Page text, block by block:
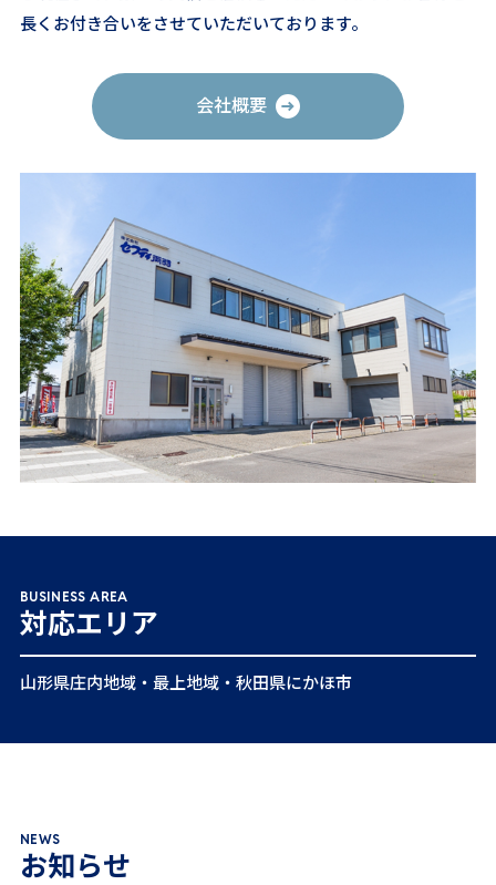
長くお付き合いをさせていただいております。
会社概要
BUSINESS AREA
対応エリア
山形県庄内地域・最上地域・秋田県にかほ市
NEWS
お知らせ